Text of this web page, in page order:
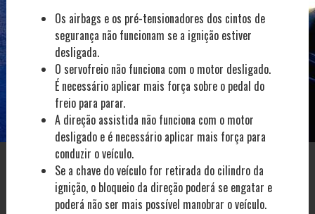
Os airbags e os pré-tensionadores dos cintos de
segurança não funcionam se a ignição estiver
desligada.
O servofreio não funciona com o motor desligado.
É necessário aplicar mais força sobre o pedal do
freio para parar.
A direção assistida não funciona com o motor
desligado e é necessário aplicar mais força para
conduzir o veículo.
Se a chave do veículo for retirada do cilindro da
ignição, o bloqueio da direção poderá se engatar e
poderá não ser mais possível manobrar o veículo.